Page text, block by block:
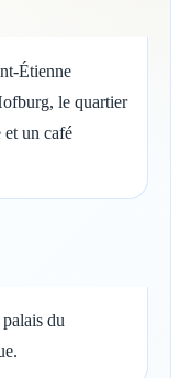
Étienne
le quartier
et un café
du